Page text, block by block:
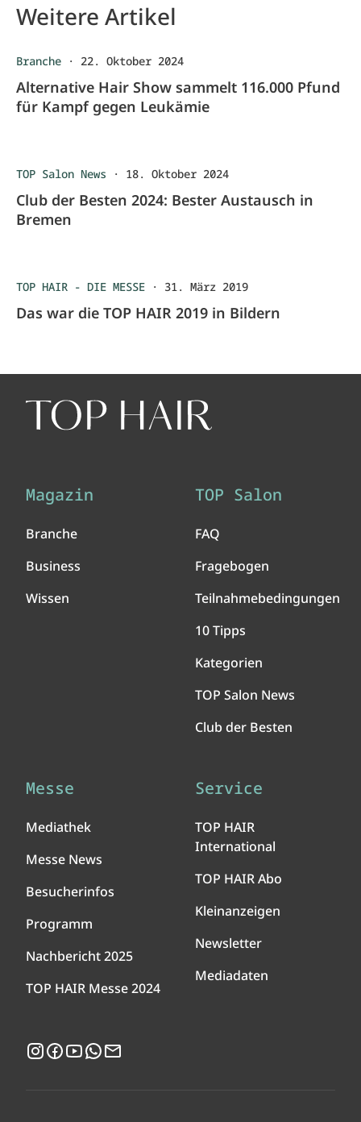
Weitere Artikel
Branche · 22. Oktober 2024
Alternative Hair Show sammelt 116.000 Pfund
für Kampf gegen Leukämie
TOP Salon News · 18. Oktober 2024
Club der Besten 2024: Bester Austausch in
Bremen
TOP HAIR - DIE MESSE · 31. März 2019
Das war die TOP HAIR 2019 in Bildern
Magazin
Branche
Business
Wissen
TOP Salon
FAQ
Fragebogen
Teilnahmebedingungen
10 Tipps
Kategorien
TOP Salon News
Club der Besten
Messe
Mediathek
Messe News
Besucherinfos
Programm
Nachbericht 2025
TOP HAIR Messe 2024
Service
TOP HAIR
International
TOP HAIR Abo
Kleinanzeigen
Newsletter
Mediadaten
Instagram
Facebook
YouTubeWhatsApp